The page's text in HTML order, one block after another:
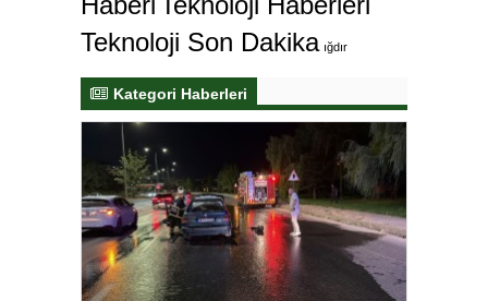
Teknoloji Son Dakika ığdır
Kategori Haberleri